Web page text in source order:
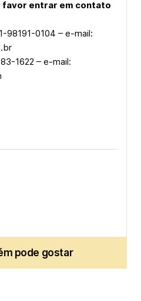
entrar em contato
98191-0104 – e-mail:
1622 – e-mail:
pode gostar